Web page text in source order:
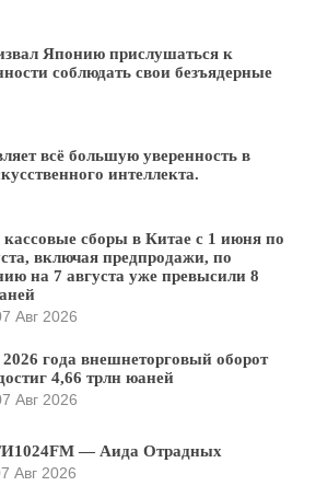
Японию прислушаться к
соблюдать свои безъядерные
всё большую уверенность в
интеллекта.
кассовые сборы в Китае с 1 июня по
включая предпродажи, по
на 7 августа уже превысили 8
Авг 2026
года внешнеторговый оборот
4,66 трлн юаней
Авг 2026
— Аида Отрадных
Авг 2026